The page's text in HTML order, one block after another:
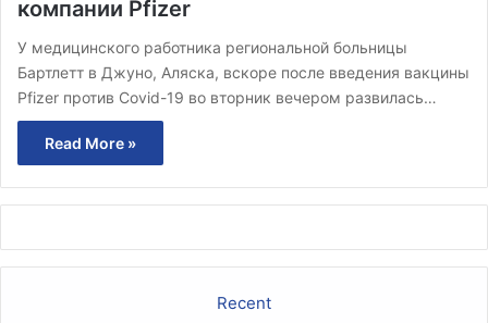
компании Pfizer
У медицинского работника региональной больницы
Бартлетт в Джуно, Аляска, вскоре после введения вакцины
Pfizer против Covid-19 во вторник вечером развилась…
Read More »
Recent